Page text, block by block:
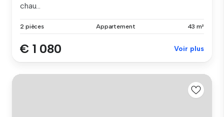
chau...
2 pièces Appartement 43 m²
€ 1 080 Voir plus